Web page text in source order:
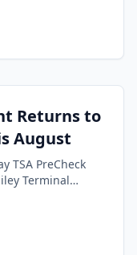
Returns to
August
TSA PreCheck
Terminal